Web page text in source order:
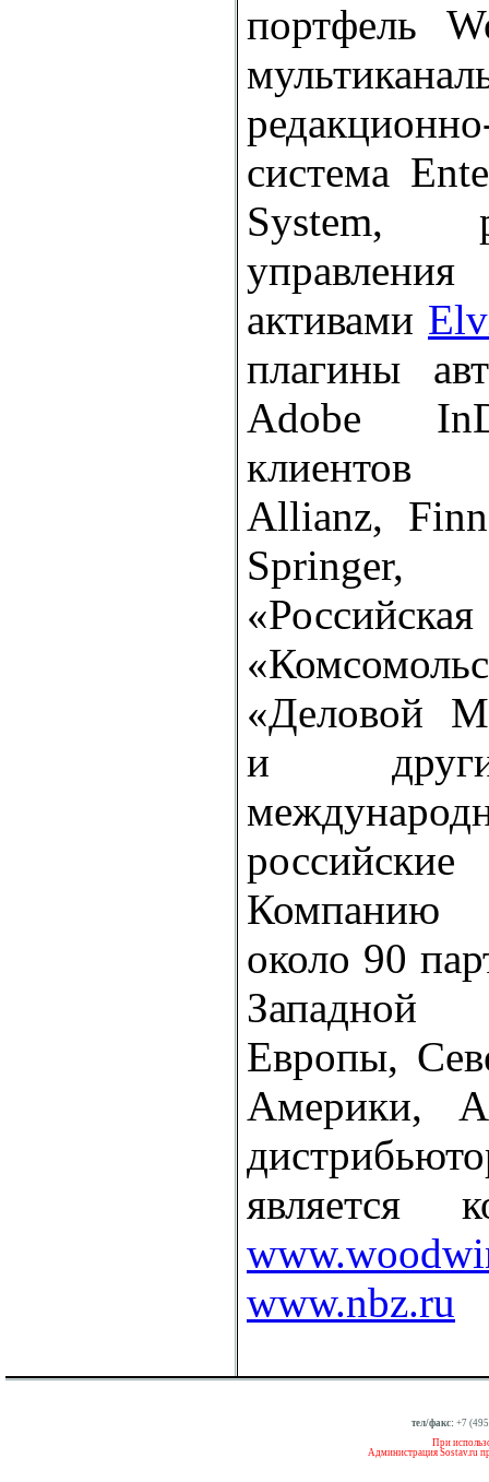
портфель
система
System,
активами
плагины
Adobe
Allianz,
Springer,
«Деловой
и
Компанию
около 90
Европы,
Америки,
является
www.nbz.ru
тел/факс: +7
При
Администрация Sostav.ru